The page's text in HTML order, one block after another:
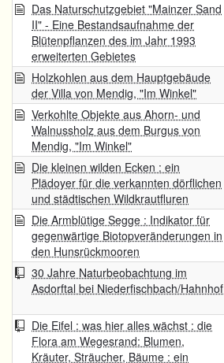
Das Naturschutzgebiet "Mainzer Sand
II" - Eine Bestandsaufnahme der
Blütenpflanzen des im Jahr 1993
erweiterten Gebietes
Holzkohlen aus dem Hauptgebäude
der Villa von Mendig, "Im Winkel"
Verkohlte Objekte aus Ahorn- und
Walnussholz aus dem Burgus von
Mendig, "Im Winkel"
Die kleinen wilden Ecken : ein
Plädoyer für die verkannten dörflichen
und städtischen Wildkrautfluren
Die Armblütige Segge : Indikator für
gegenwärtige Biotopveränderungen in
den Hunsrückmooren
30 Jahre Naturbeobachtung im
Asdorftal bei Niederfischbach/Hahnhof
Die Eifel : was hier alles wächst : die
Flora am Wegesrand: Blumen,
Kräuter, Sträucher, Bäume : ein